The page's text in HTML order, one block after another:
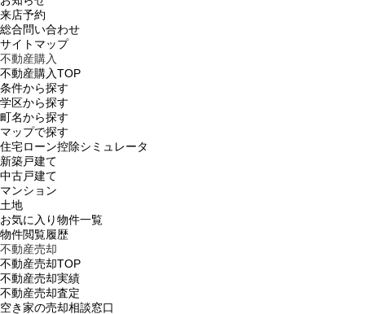
来店予約
総合問い合わせ
サイトマップ
不動産購入
不動産購入TOP
条件から探す
学区から探す
町名から探す
マップで探す
住宅ローン控除シミュレータ
新築戸建て
中古戸建て
マンション
土地
お気に入り物件一覧
物件閲覧履歴
不動産売却
不動産売却TOP
不動産売却実績
不動産売却査定
空き家の売却相談窓口